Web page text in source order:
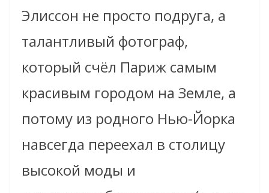
Элиссон не просто подруга, а
талантливый фотограф,
который счёл Париж самым
красивым городом на Земле, а
потому из родного Нью-Йорка
навсегда переехал в столицу
высокой моды и